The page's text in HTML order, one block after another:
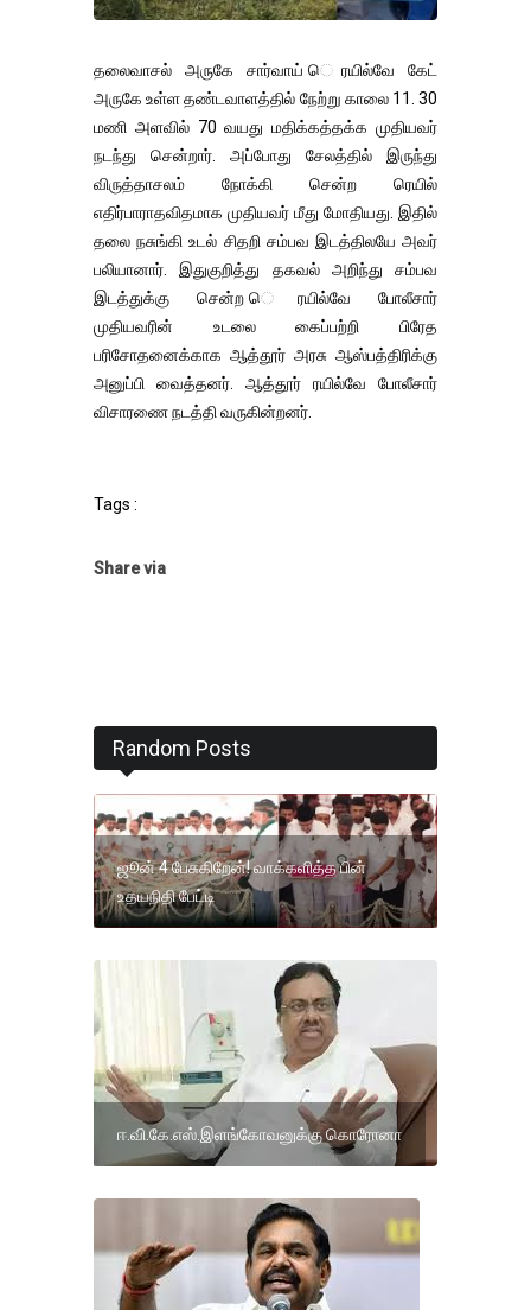
தலைவாசல் அருகே சார்வாய் ெரயில்வே கேட்
அருகே உள்ள தண்டவாளத்தில் நேற்று காலை 11. 30
மணி அளவில் 70 வயது மதிக்கத்தக்க முதியவர்
நடந்து சென்றார். அப்போது சேலத்தில் இருந்து
விருத்தாசலம் நோக்கி சென்ற ரெயில்
எதிர்பாராதவிதமாக முதியவர் மீது மோதியது. இதில்
தலை நசுங்கி உடல் சிதறி சம்பவ இடத்திலயே அவர்
பலியானார். இதுகுறித்து தகவல் அறிந்து சம்பவ
இடத்துக்கு சென்ற ெரயில்வே போலீசார்
முதியவரின் உடலை கைப்பற்றி பிரேத
பரிசோதனைக்காக ஆத்தூர் அரசு ஆஸ்பத்திரிக்கு
அனுப்பி வைத்தனர். ஆத்தூர் ரயில்வே போலீசார்
விசாரணை நடத்தி வருகின்றனர்.
Tags :
Share via
Random Posts
ஜூன் 4 பேசுகிறேன்! வாக்களித்த பின்
உதயநிதி பேட்டி
ஈ.வி.கே.எஸ்.இளங்கோவனுக்கு கொரோனா